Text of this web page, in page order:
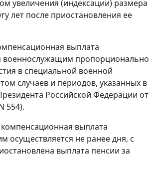
увеличения (индексации) размера
лет после приостановления ее
выплата
военнослужащим пропорционально
в специальной военной
случаев и периодов, указанных в
Российской Федерации от
554).
выплата
осуществляется не ранее дня, с
выплата пенсии за